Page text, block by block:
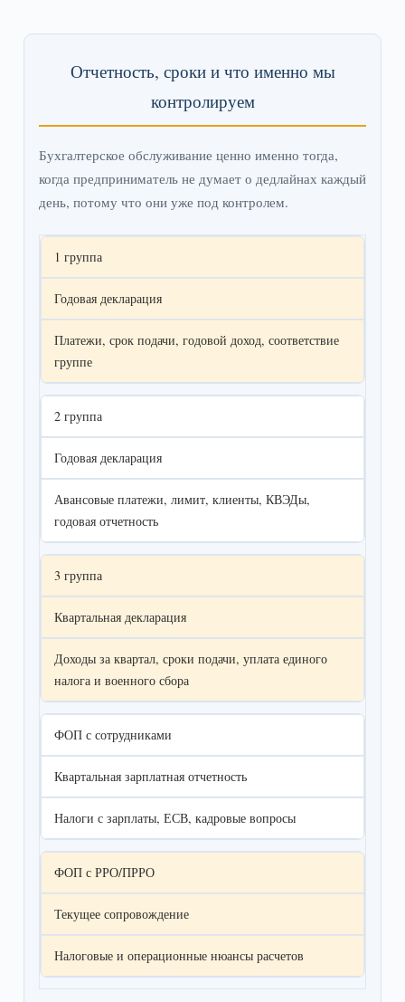
Отчетность, сроки и что именно мы
контролируем
Бухгалтерское обслуживание ценно именно тогда,
когда предприниматель не думает о дедлайнах каждый
день, потому что они уже под контролем.
1 группа
Годовая декларация
Платежи, срок подачи, годовой доход, соответствие
группе
2 группа
Годовая декларация
Авансовые платежи, лимит, клиенты, КВЭДы,
годовая отчетность
3 группа
Квартальная декларация
Доходы за квартал, сроки подачи, уплата единого
налога и военного сбора
ФОП с сотрудниками
Квартальная зарплатная отчетность
Налоги с зарплаты, ЕСВ, кадровые вопросы
ФОП с РРО/ПРРО
Текущее сопровождение
Налоговые и операционные нюансы расчетов